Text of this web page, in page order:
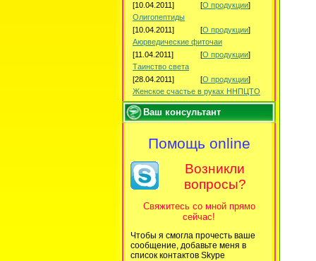
[10.04.2011]
[О продукции]
Олигопептиды
[10.04.2011]
[О продукции]
Аюрведические фиточаи
[11.04.2011]
[О продукции]
Таинство света
[28.04.2011]
[О продукции]
Женское счастье в руках ННПЦТО
Ваш консультант
Помощь online
Возникли
вопросы?
Свяжитесь со мной прямо
сейчас!
Чтобы я смогла прочесть ваше
сообщение, добавьте меня в
список контактов Skype